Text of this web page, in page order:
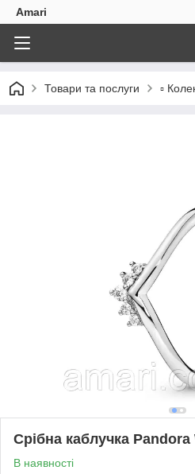
Amari
Товари та послуги ▫️
Срібна каблучка
В наявності